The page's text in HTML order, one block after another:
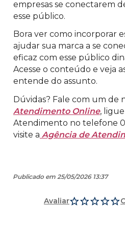
empresas se conectarem
esse público.
Bora ver como incorporar
ajudar sua marca a se
eficaz com esse público
Acesse o conteúdo e veja
entende do assunto.
Dúvidas? Fale com um de
Atendimento Online,
Atendimento no telefone
visite a Agência de
Publicado em 25/05/2026 13:37
Avaliar